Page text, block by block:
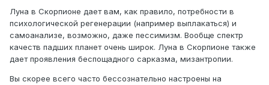
Луна в Скорпионе дает вам, как правило, потребности в
психологической регенерации (например выплакаться) и
самоанализе, возможно, даже пессимизм. Вообще спектр
качеств падших планет очень широк. Луна в Скорпионе также
дает проявления беспощадного сарказма, мизантропии.
Вы скорее всего часто бессознательно настроены на